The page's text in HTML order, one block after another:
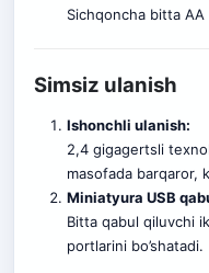
Sichqoncha bitta
Simsiz ulanish
Ishonchli ulanish:
2,4 gigagertsli
masofada barqaror,
Miniatyura USB
Bitta qabul qiluvchi
portlarini bo’shatadi.